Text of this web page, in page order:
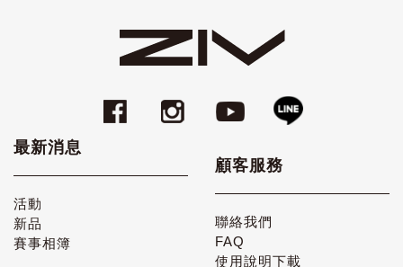
最新消息
活動
新品
賽事相簿
顧客服務
聯絡我們
FAQ
使用說明下載